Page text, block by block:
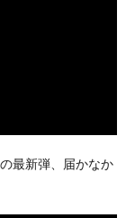
最新弾、届かなか